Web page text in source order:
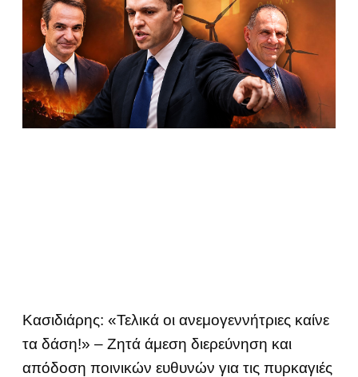
Κασιδιάρης: «Τελικά οι ανεμογεννήτριες καίνε
τα δάση!» – Ζητά άμεση διερεύνηση και
απόδοση ποινικών ευθυνών για τις πυρκαγιές